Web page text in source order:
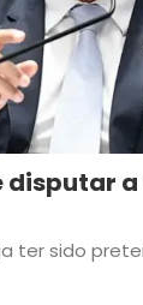
disputar
ter sido